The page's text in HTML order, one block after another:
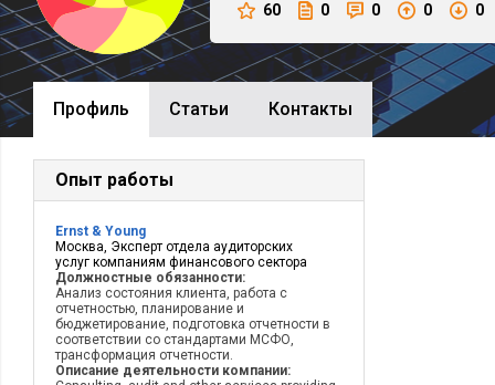
60 0 0 0 0
Профиль Cтатьи Контакты
Опыт работы
Ernst & Young
Москва, Эксперт отдела аудиторских
услуг компаниям финансового сектора
Должностные обязанности:
Анализ состояния клиента, работа с
отчетностью, планирование и
бюджетирование, подготовка отчетности в
соответствии со стандартами МСФО,
трансформация отчетности.
Описание деятельности компании: